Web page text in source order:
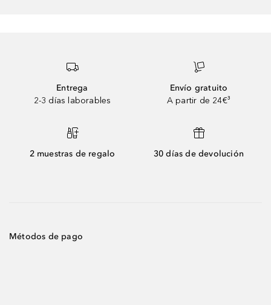
Entrega
2-3 días laborables
Envío gratuito
A partir de 24€³
2 muestras de regalo 30 días de devolución
Métodos de pago